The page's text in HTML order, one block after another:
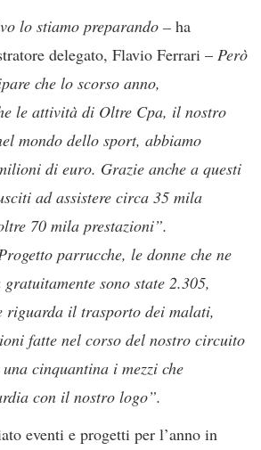
lo stiamo preparando – ha
delegato, Flavio Ferrari – Però
che lo scorso anno,
le attività di Oltre Cpa, il nostro
mondo dello sport, abbiamo
di euro. Grazie anche a questi
ad assistere circa 35 mila
70 mila prestazioni”.
parrucche, le donne che ne
sono state 2.305,
riguarda il trasporto dei malati,
fatte nel corso del nostro circuito
cinquantina i mezzi che
con il nostro logo”.
eventi e progetti per l’anno in